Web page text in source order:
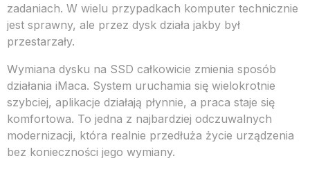
zadaniach. W wielu przypadkach komputer technicznie
jest sprawny, ale przez dysk działa jakby był
przestarzały.
Wymiana dysku na SSD całkowicie zmienia sposób
działania iMaca. System uruchamia się wielokrotnie
szybciej, aplikacje działają płynnie, a praca staje się
komfortowa. To jedna z najbardziej odczuwalnych
modernizacji, która realnie przedłuża życie urządzenia
bez konieczności jego wymiany.